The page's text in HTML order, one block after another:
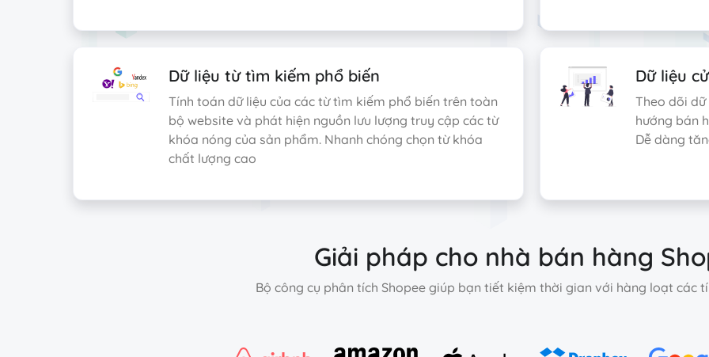
Dữ liệu từ tìm kiếm phổ biến
Tính toán dữ liệu của các từ tìm kiếm phổ biến trên toàn
bộ website và phát hiện nguồn lưu lượng truy cập các từ
khóa nóng của sản phẩm. Nhanh chóng chọn từ khóa
chất lượng cao
Dữ liệu
Theo dõi dữ
hướng bán
Dễ dàng
Giải pháp cho nhà bán hàng
Bộ công cụ phân tích Shopee giúp bạn tiết kiệm thời gian với hàng loạt các